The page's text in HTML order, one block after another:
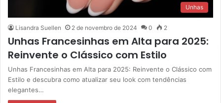
Unhas
Lisandra Suellen 2 de novembro de 2024 0 2
Unhas Francesinhas em Alta para 2025:
Reinvente o Clássico com Estilo
Unhas Francesinhas em Alta para 2025: Reinvente o Clássico com
Estilo e descubra como atualizar seu look com tendências
elegantes…